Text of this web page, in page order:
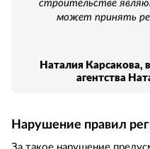
строительстве
может принять
Наталия Карсакова,
агентства
Нарушение правил